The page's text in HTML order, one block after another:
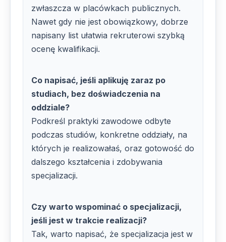
zwłaszcza w placówkach publicznych.
Nawet gdy nie jest obowiązkowy, dobrze
napisany list ułatwia rekruterowi szybką
ocenę kwalifikacji.
Co napisać, jeśli aplikuję zaraz po
studiach, bez doświadczenia na
oddziale?
Podkreśl praktyki zawodowe odbyte
podczas studiów, konkretne oddziały, na
których je realizowałaś, oraz gotowość do
dalszego kształcenia i zdobywania
specjalizacji.
Czy warto wspominać o specjalizacji,
jeśli jest w trakcie realizacji?
Tak, warto napisać, że specjalizacja jest w